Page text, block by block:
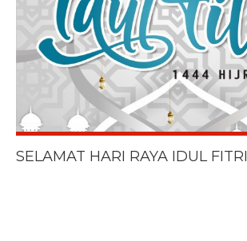
SELAMAT HARI RAYA IDUL FITRI